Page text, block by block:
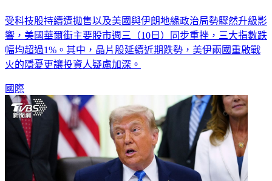
受科技股持續遭拋售以及美國與伊朗地緣政治局勢驟然升級影
響，美國華爾街主要股市週三（10日）同步重挫，三大指數跌
幅均超過1%。其中，晶片股延續近期跌勢，美伊兩國重啟戰
火的隱憂更讓投資人疑慮加深。
國際